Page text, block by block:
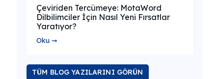
Çeviriden Tercümeye: MotaWord
Dilbilimciler İçin Nasıl Yeni Fırsatlar
Yaratıyor?
Oku ➞
TÜM BLOG YAZILARINI GÖRÜN